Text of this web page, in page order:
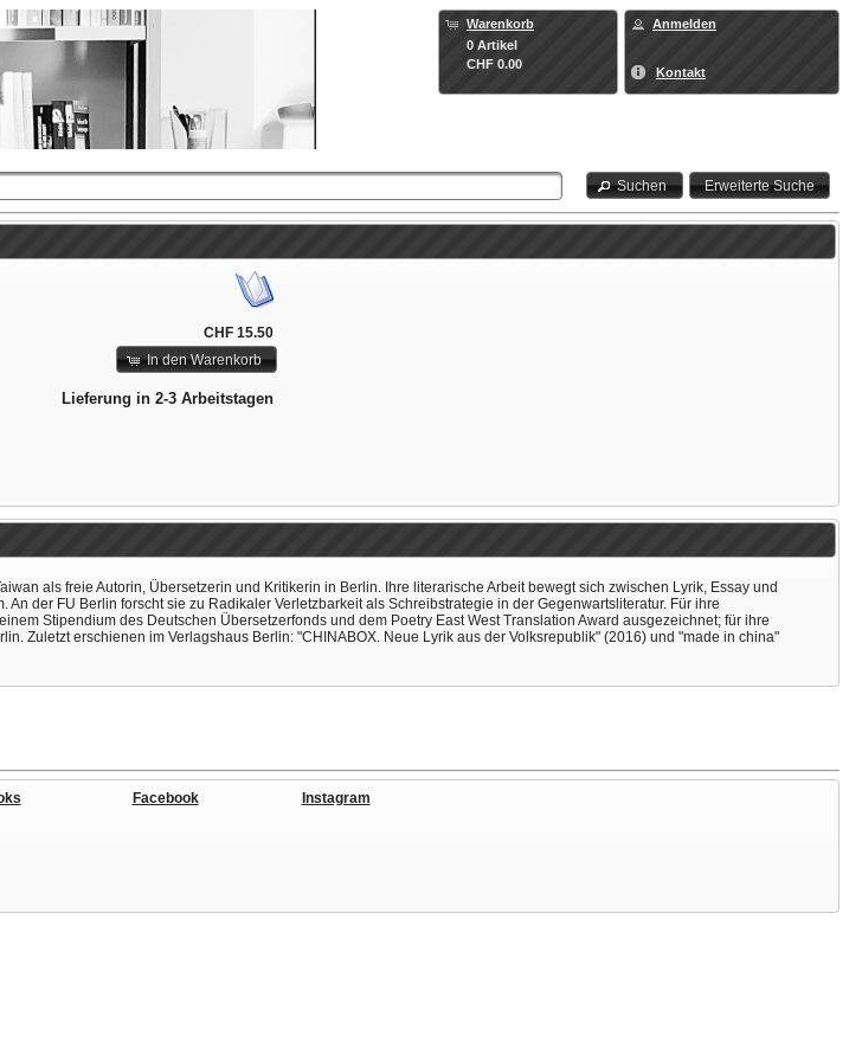
Warenkorb
0 Artikel
CHF 0.00
Anmelden
Kontakt
Suchen Erweiterte Suche
CHF 15.50
In den Warenkorb
Lieferung in 2-3 Arbeitstagen
als freie Autorin, Übersetzerin und Kritikerin in Berlin. Ihre literarische Arbeit bewegt sich zwischen Lyrik, Essay und
der FU Berlin forscht sie zu Radikaler Verletzbarkeit als Schreibstrategie in der Gegenwartsliteratur. Für ihre
Stipendium des Deutschen Übersetzerfonds und dem Poetry East West Translation Award ausgezeichnet; für ihre
Zuletzt erschienen im Verlagshaus Berlin: "CHINABOX. Neue Lyrik aus der Volksrepublik" (2016) und "made in china"
Facebook Instagram